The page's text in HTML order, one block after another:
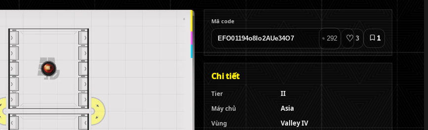
Mã code
292 ♡ 3 1
Chi tiết
Tier II
Máy chủ Asia
Vùng Valley IV